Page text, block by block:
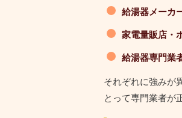
給湯器メーカ
家電量販店・
給湯器専門業
それぞれに強みが
とって専門業者が